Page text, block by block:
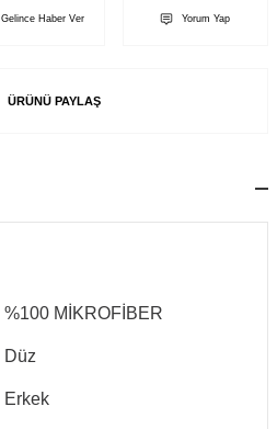
Gelince Haber Ver Yorum Yap
ÜRÜNÜ PAYLAŞ
%100 MİKROFİBER
Düz
Erkek